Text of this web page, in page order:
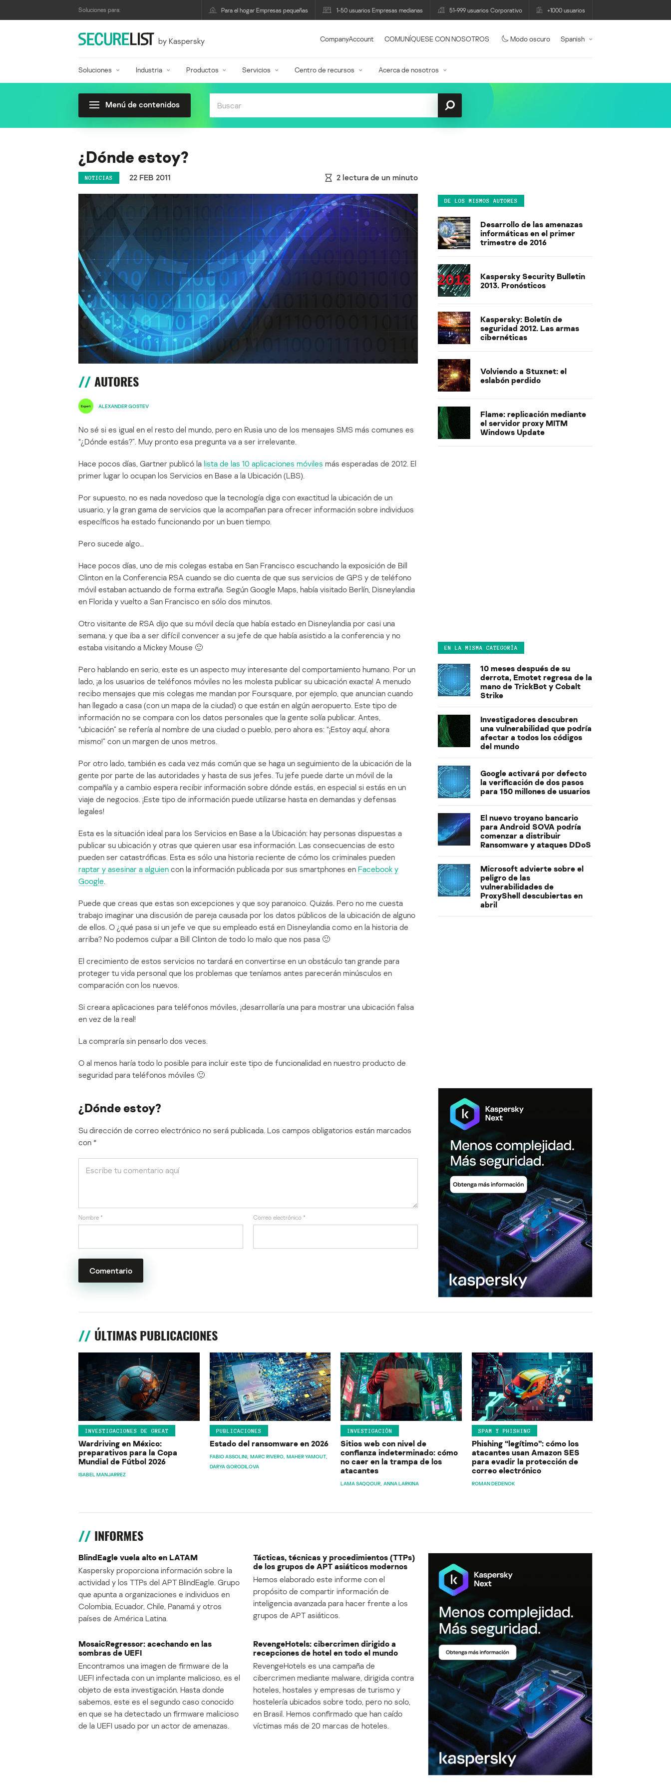
Soluciones para: Para el hogar Empresas pequeñas 1-50 usuarios Empresas medianas 51-999 usuarios Corporativo +1000 usuarios
by Kaspersky CompanyAccount COMUNÍQUESE CON NOSOTROS Modo oscuro Spanish
Soluciones Industria Productos Servicios Centro de recursos Acerca de nosotros
Menú de contenidos
¿Dónde estoy?
NOTICIAS 22 FEB 2011 2 lectura de un minuto
AUTORES
ALEXANDER GOSTEV
No sé si es igual en el resto del mundo, pero en Rusia uno de los mensajes SMS más comunes es
“¿Dónde estás?”. Muy pronto esa pregunta va a ser irrelevante.
Hace pocos días, Gartner publicó la lista de las 10 aplicaciones móviles más esperadas de 2012. El
primer lugar lo ocupan los Servicios en Base a la Ubicación (LBS).
Por supuesto, no es nada novedoso que la tecnología diga con exactitud la ubicación de un
usuario, y la gran gama de servicios que la acompañan para ofrecer información sobre individuos
específicos ha estado funcionando por un buen tiempo.
Pero sucede algo…
Hace pocos días, uno de mis colegas estaba en San Francisco escuchando la exposición de Bill
Clinton en la Conferencia RSA cuando se dio cuenta de que sus servicios de GPS y de teléfono
móvil estaban actuando de forma extraña. Según Google Maps, había visitado Berlín, Disneylandia
en Florida y vuelto a San Francisco en sólo dos minutos.
Otro visitante de RSA dijo que su móvil decía que había estado en Disneylandia por casi una
semana, y que iba a ser difícil convencer a su jefe de que había asistido a la conferencia y no
estaba visitando a Mickey Mouse 🙂
Pero hablando en serio, este es un aspecto muy interesante del comportamiento humano. Por un
lado, ¡a los usuarios de teléfonos móviles no les molesta publicar su ubicación exacta! A menudo
recibo mensajes que mis colegas me mandan por Foursquare, por ejemplo, que anuncian cuando
han llegado a casa (con un mapa de la ciudad) o que están en algún aeropuerto. Este tipo de
información no se compara con los datos personales que la gente solía publicar. Antes,
“ubicación” se refería al nombre de una ciudad o pueblo, pero ahora es: “¡Estoy aquí, ahora
mismo!” con un margen de unos metros.
Por otro lado, también es cada vez más común que se haga un seguimiento de la ubicación de la
gente por parte de las autoridades y hasta de sus jefes. Tu jefe puede darte un móvil de la
compañía y a cambio espera recibir información sobre dónde estás, en especial si estás en un
viaje de negocios. ¡Este tipo de información puede utilizarse hasta en demandas y defensas
legales!
Esta es la situación ideal para los Servicios en Base a la Ubicación: hay personas dispuestas a
publicar su ubicación y otras que quieren usar esa información. Las consecuencias de esto
pueden ser catastróficas. Esta es sólo una historia reciente de cómo los criminales pueden
raptar y asesinar a alguien con la información publicada por sus smartphones en Facebook y
Google.
Puede que creas que estas son excepciones y que soy paranoico. Quizás. Pero no me cuesta
trabajo imaginar una discusión de pareja causada por los datos públicos de la ubicación de alguno
de ellos. O ¿qué pasa si un jefe ve que su empleado está en Disneylandia como en la historia de
arriba? No podemos culpar a Bill Clinton de todo lo malo que nos pasa 🙂
El crecimiento de estos servicios no tardará en convertirse en un obstáculo tan grande para
proteger tu vida personal que los problemas que teníamos antes parecerán minúsculos en
comparación con los nuevos.
Si creara aplicaciones para teléfonos móviles, ¡desarrollaría una para mostrar una ubicación falsa
en vez de la real!
La compraría sin pensarlo dos veces.
O al menos haría todo lo posible para incluir este tipo de funcionalidad en nuestro producto de
seguridad para teléfonos móviles 🙂
¿Dónde estoy?
Su dirección de correo electrónico no será publicada. Los campos obligatorios están marcados
con *
Nombre * Correo electrónico *
DE LOS MISMOS AUTORES
Desarrollo de las amenazas
informáticas en el primer
trimestre de 2016
Kaspersky Security Bulletin
2013. Pronósticos
Kaspersky: Boletín de
seguridad 2012. Las armas
cibernéticas
Volviendo a Stuxnet: el
eslabón perdido
Flame: replicación mediante
el servidor proxy MITM
Windows Update
EN LA MISMA CATEGORÍA
10 meses después de su
derrota, Emotet regresa de la
mano de TrickBot y Cobalt
Strike
Investigadores descubren
una vulnerabilidad que podría
afectar a todos los códigos
del mundo
Google activará por defecto
la verificación de dos pasos
para 150 millones de usuarios
El nuevo troyano bancario
para Android SOVA podría
comenzar a distribuir
Ransomware y ataques DDoS
Microsoft advierte sobre el
peligro de las
vulnerabilidades de
ProxyShell descubiertas en
abril
ÚLTIMAS PUBLICACIONES
INVESTIGACIONES DE GREAT
Wardriving en México:
preparativos para la Copa
Mundial de Fútbol 2026
ISABEL MANJARREZ
PUBLICACIONES
Estado del ransomware en 2026
FABIO ASSOLINI MARC RIVERO MAHER YAMOUT
DARYA GORODILOVA
INVESTIGACIÓN
Sitios web con nivel de
confianza indeterminado: cómo
no caer en la trampa de los
atacantes
LAMA SAQQOUR ANNA LARKINA
SPAM Y PHISHING
Phishing “legítimo”: cómo los
atacantes usan Amazon SES
para evadir la protección de
correo electrónico
ROMAN DEDENOK
INFORMES
BlindEagle vuela alto en LATAM
Kaspersky proporciona información sobre la
actividad y los TTPs del APT BlindEagle. Grupo
que apunta a organizaciones e individuos en
Colombia, Ecuador, Chile, Panamá y otros
países de América Latina.
Tácticas, técnicas y procedimientos (TTPs)
de los grupos de APT asiáticos modernos
Hemos elaborado este informe con el
propósito de compartir información de
inteligencia avanzada para hacer frente a los
grupos de APT asiáticos.
MosaicRegressor: acechando en las
sombras de UEFI
Encontramos una imagen de firmware de la
UEFI infectada con un implante malicioso, es el
objeto de esta investigación. Hasta donde
sabemos, este es el segundo caso conocido
en que se ha detectado un firmware malicioso
de la UEFI usado por un actor de amenazas.
RevengeHotels: cibercrimen dirigido a
recepciones de hotel en todo el mundo
RevengeHotels es una campaña de
cibercrimen mediante malware, dirigida contra
hoteles, hostales y empresas de turismo y
hostelería ubicados sobre todo, pero no solo,
en Brasil. Hemos confirmado que han caído
víctimas más de 20 marcas de hoteles.